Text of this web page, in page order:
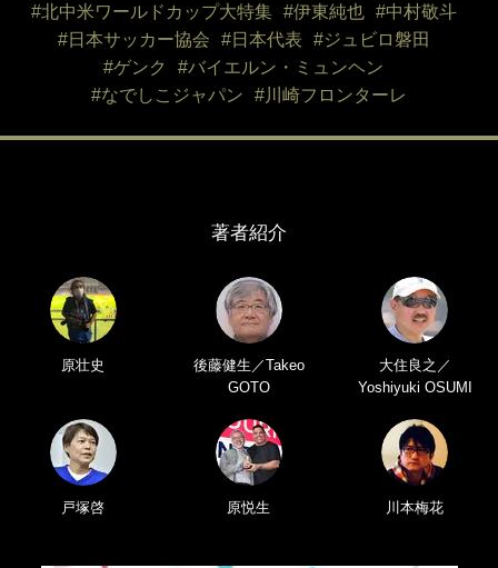
#北中米ワールドカップ大特集 #伊東純也
#中村敬斗
#日本サッカー協会
#日本代表
#ジュビロ磐田
#ゲンク
#バイエルン・ミュンヘン
#なでしこジャパン
#川崎フロンターレ
著者紹介
原壮史
後藤健生／Takeo
GOTO
大住良之／
Yoshiyuki OSUMI
戸塚啓 原悦生 川本梅花